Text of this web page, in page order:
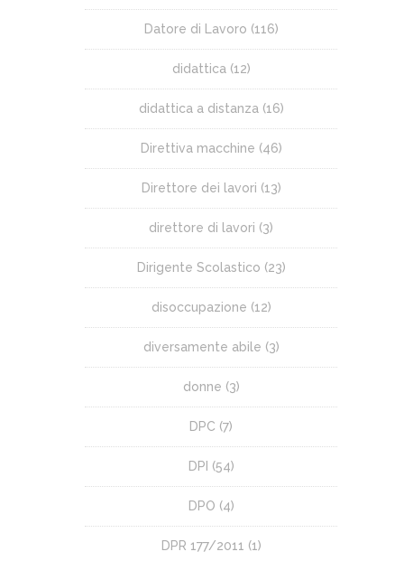
Datore di Lavoro (116)
didattica(12)
didattica a distanza(16)
Direttiva macchine (46)
Direttore dei lavori (13)
direttore di lavori (3)
Dirigente Scolastico (23)
disoccupazione (12)
diversamente abile (3)
donne (3)
DPC (7)
DPI (54)
DPO (4)
DPR 177/2011 (1)